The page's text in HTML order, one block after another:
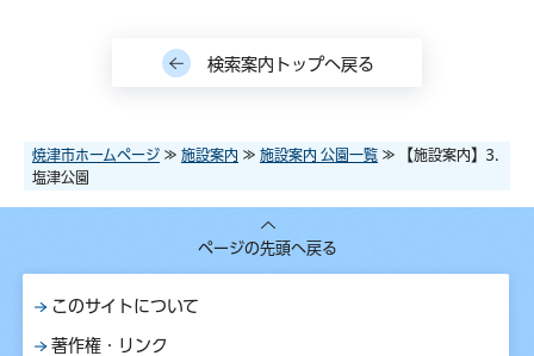
検索案内トップへ戻る
焼津市ホームページ ≫ 施設案内 ≫ 施設案内 公園一覧 ≫ 【施設案内】3.
塩津公園
ページの先頭へ戻る
このサイトについて
著作権・リンク